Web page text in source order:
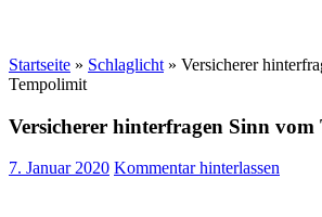
Startseite » Schlaglicht » Versicherer
Tempolimit
Versicherer hinterfragen Sinn
7. Januar 2020 Kommentar hinterlassen